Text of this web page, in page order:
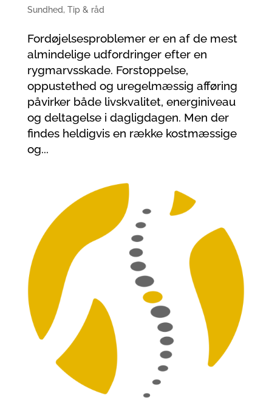
Sundhed, Tip & råd
Fordøjelsesproblemer er en af de mest
almindelige udfordringer efter en
rygmarvsskade. Forstoppelse,
oppustethed og uregelmæssig afføring
påvirker både livskvalitet, energiniveau
og deltagelse i dagligdagen. Men der
findes heldigvis en række kostmæssige
og...